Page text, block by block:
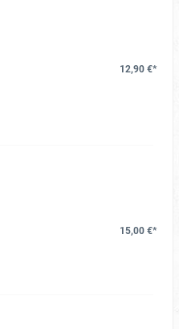
12,90 €*
15,00 €*